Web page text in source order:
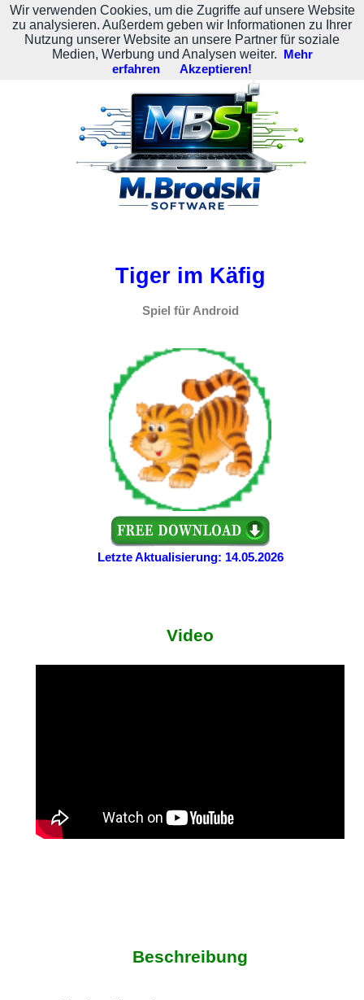
M. Brodski Software
Tiger im Käfig
Spiel für Android
Letzte Aktualisierung: 14.05.2026
Video
Beschreibung
Wir verwenden Cookies, um die Zugriffe auf unsere Website
zu analysieren. Außerdem geben wir Informationen zu Ihrer
Nutzung unserer Website an unsere Partner für soziale
Medien, Werbung und Analysen weiter.
Mehr
erfahren
Akzeptieren!